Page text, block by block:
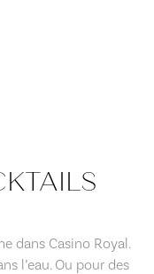
dans Casino Royal.
l’eau. Ou pour des